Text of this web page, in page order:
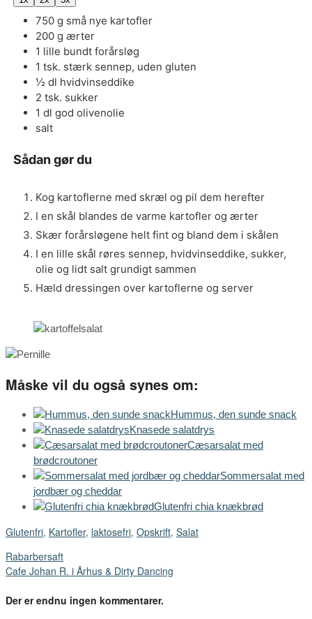
750 g små nye kartofler
200 g ærter
1 lille bundt forårsløg
1 tsk. stærk sennep, uden gluten
½ dl hvidvinseddike
2 tsk. sukker
1 dl god olivenolie
salt
Sådan gør du
Kog kartoflerne med skræl og pil dem herefter
I en skål blandes de varme kartofler og ærter
Skær forårsløgene helt fint og bland dem i skålen
I en lille skål røres sennep, hvidvinseddike, sukker,
olie og lidt salt grundigt sammen
Hæld dressingen over kartoflerne og server
Måske vil du også synes om:
Hummus, den sunde snack
Knasede salatdrys
Cæsarsalat med
brødcroutoner
Sommersalat med
jordbær og cheddar
Glutenfri chia knækbrød
Glutenfri, Kartofler, laktosefri, Opskrift, Salat
Rabarbersaft
Cafe Johan R. i Århus & Dirty Dancing
Der er endnu ingen kommentarer.